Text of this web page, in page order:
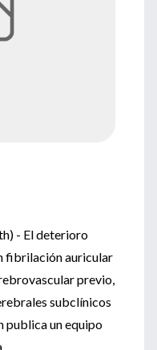
- El deterioro
fibrilación auricular
previo,
subclínicos
publica un equipo